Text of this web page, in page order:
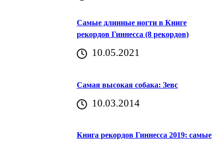
Самые длинные ногти в Книге
рекордов Гиннесса (8 рекордов)
10.05.2021
Самая высокая собака: Зевс
10.03.2014
Книга рекордов Гиннесса 2019: самые